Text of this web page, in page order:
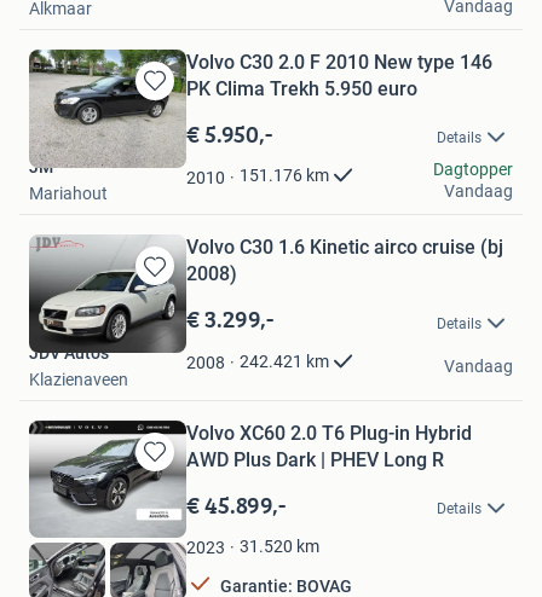
Alkmaar
Vandaag
Bewaren
in
Mijn
Favorieten
Volvo C30 2.0 F 2010 New type 146
PK Clima Trekh 5.950 euro
€ 5.950,- Details
2010 151.176 km
JM
Mariahout
Dagtopper
Vandaag
Bewaren
in
Mijn
Favorieten
Volvo C30 1.6 Kinetic airco cruise (bj
2008)
€ 3.299,- Details
2008 242.421 km
JDV Auto's
Klazienaveen
Vandaag
Bewaren
in
Mijn
Favorieten
Volvo XC60 2.0 T6 Plug-in Hybrid
AWD Plus Dark | PHEV Long R
€ 45.899,- Details
2023 31.520 km
Garantie: BOVAG